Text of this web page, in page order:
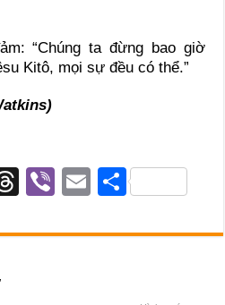
“Chúng ta đừng bao giờ
Kitô, mọi sự đều có thể.”
T
e
Vi
er
E
ail
S
ar